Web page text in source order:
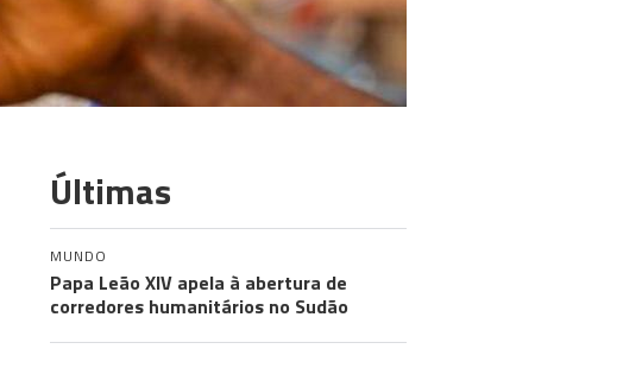
Últimas
MUNDO
Papa Leão XIV apela à abertura de
corredores humanitários no Sudão